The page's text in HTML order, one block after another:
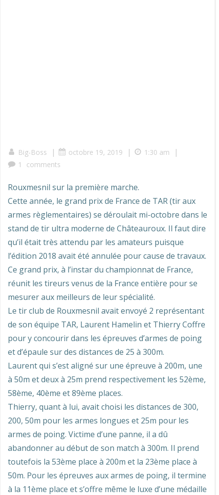
Big-Boss | octobre 19, 2019 | 1:30 am |
1 comments
Rouxmesnil sur la première marche.
Cette année, le grand prix de France de TAR (tir aux
armes règlementaires) se déroulait mi-octobre dans le
stand de tir ultra moderne de Châteauroux. Il faut dire
qu’il était très attendu par les amateurs puisque
l’édition 2018 avait été annulée pour cause de travaux.
Ce grand prix, à l’instar du championnat de France,
réunit les tireurs venus de la France entière pour se
mesurer aux meilleurs de leur spécialité.
Le tir club de Rouxmesnil avait envoyé 2 représentant
de son équipe TAR, Laurent Hamelin et Thierry Coffre
pour y concourir dans les épreuves d’armes de poing
et d’épaule sur des distances de 25 à 300m.
Laurent qui s’est aligné sur une épreuve à 200m, une
à 50m et deux à 25m prend respectivement les 52ème,
58ème, 40ème et 89ème places.
Thierry, quant à lui, avait choisi les distances de 300,
200, 50m pour les armes longues et 25m pour les
armes de poing. Victime d’une panne, il a dû
abandonner au début de son match à 300m. Il prend
toutefois la 53ème place à 200m et la 23ème place à
50m. Pour les épreuves aux armes de poing, il termine
à la 11ème place et s’offre même le luxe d’une médaille